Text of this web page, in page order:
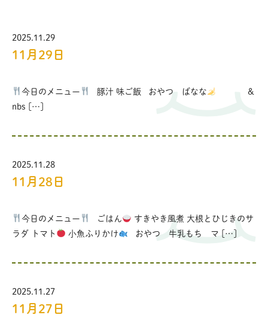
2025.11.29
11月29日
今日のメニュー 豚汁 味ご飯 おやつ ばなな
&
nbs […]
2025.11.28
11月28日
今日のメニュー ごはん
すきやき風煮 大根とひじきのサ
ラダ トマト
小魚ふりかけ おやつ 牛乳もち マ […]
2025.11.27
11月27日